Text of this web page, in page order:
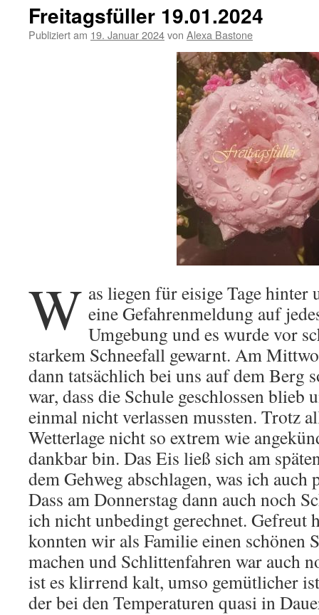
Freitagsfüller 19.01.2024
Publiziert am 19. Januar 2024von Alexa Bastone
W as liegen für eisige Tage hinter
eine Gefahrenmeldung auf
Umgebung und es wurde vor
starkem Schneefall gewarnt. Am
dann tatsächlich bei uns auf dem Berg
war, dass die Schule geschlossen blieb
einmal nicht verlassen mussten. Trotz
Wetterlage nicht so extrem wie
dankbar bin. Das Eis ließ sich am
dem Gehweg abschlagen, was ich
Dass am Donnerstag dann auch noch
ich nicht unbedingt gerechnet. Gefreut
konnten wir als Familie einen schönen
machen und Schlittenfahren war auch
ist es klirrend kalt, umso gemütlicher
der bei den Temperaturen quasi in